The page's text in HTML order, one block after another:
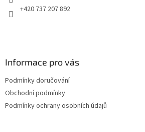
+420 737 207 892
Informace pro vás
Podmínky doručování
Obchodní podmínky
Podmínky ochrany osobních údajů